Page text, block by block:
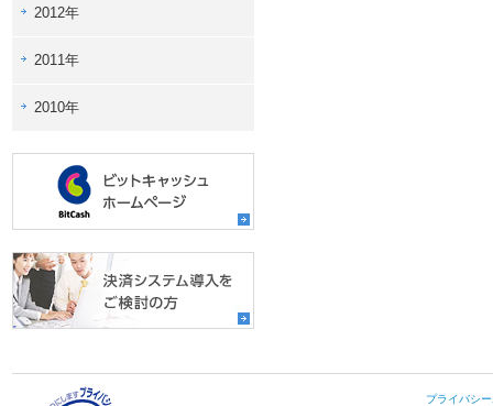
2012年
2011年
2010年
プライバシ